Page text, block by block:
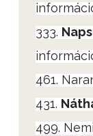
333.
461.
431.
499.